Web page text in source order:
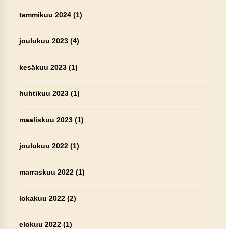
tammikuu 2024(1)
joulukuu 2023(4)
kesäkuu 2023(1)
huhtikuu 2023(1)
maaliskuu 2023(1)
joulukuu 2022(1)
marraskuu 2022(1)
lokakuu 2022(2)
elokuu 2022(1)